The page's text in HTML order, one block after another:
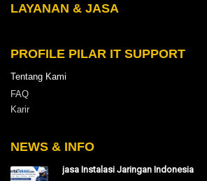
LAYANAN & JASA
PROFILE PILAR IT SUPPORT
Tentang Kami
FAQ
Karir
NEWS & INFO
jasa Instalasi Jaringan Indonesia